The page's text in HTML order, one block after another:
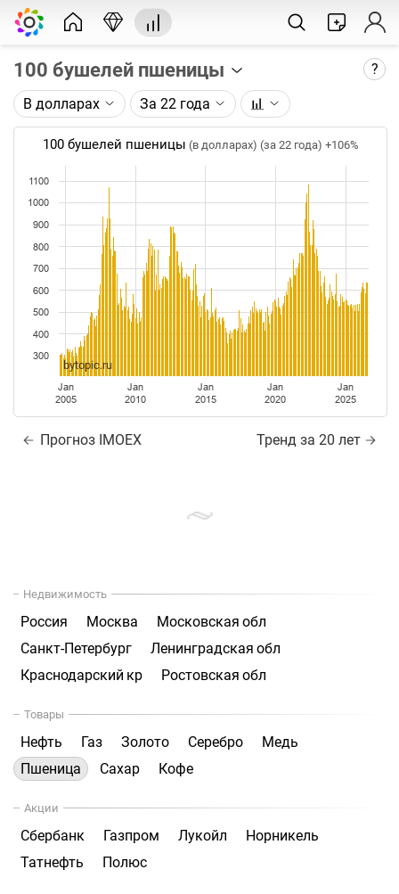
100 бушелей пшеницы ?
Описание графика:
Цена фьючерса на пшеницу, торгуемого на CME.
Каждая точка на графике - цена закрытия дня,
недели или месяца. Оптимальный таймфрейм
(день, неделя, месяц) подбирается автоматически
при изменении глубины графика.
Данные добавляются ежедневно.
В долларах За 22 года
100 бушелей пшеницы (в долларах) (за 22 года) +106%
Jan
2005
Jan
2010
Jan
2015
Jan
2020
Jan
2025
300
400
500
600
700
800
900
1000
1100
bytopic.ru
Прогноз IMOEX Тренд за 20 лет
Недвижимость
Россия Москва
Московская обл
Санкт-Петербург
Ленинградская обл
Краснодарский кр
Ростовская обл
Товары
Нефть Газ Золото Серебро
Медь
Пшеница
Сахар Кофе
Акции
Сбербанк Газпром Лукойл
Норникель
Татнефть
Полюс